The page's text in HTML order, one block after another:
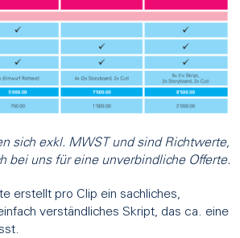
sich exkl. MWST und sind Richtwerte,
bei uns für eine unverbindliche Offerte.
erstellt pro Clip ein sachliches,
verständliches Skript, das ca. eine